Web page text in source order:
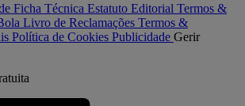
Ficha Técnica Estatuto Editorial Termos &
Livro de Reclamações Termos &
Política de Cookies Publicidade Gerir